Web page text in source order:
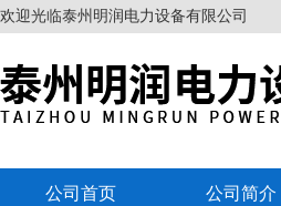
欢迎光临泰州明润电力设备有限公司
公司首页 公司简介